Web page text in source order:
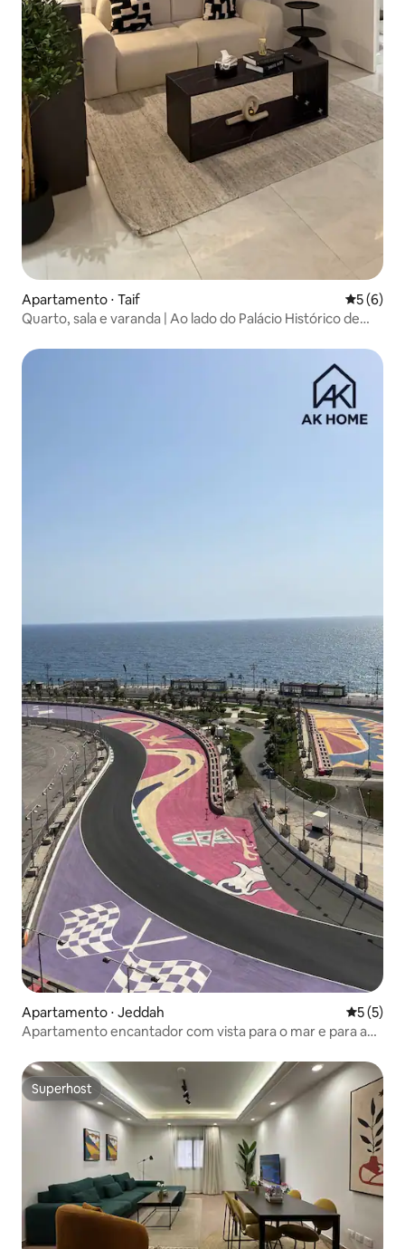
Apartamento ⋅ Taif 5 de
5 (6)
Quarto, sala e varanda | Ao lado do Palácio Histórico de
Apartamento ⋅ Jeddah 5 de
5 (5)
Apartamento encantador com vista para o mar e para a
Superhost
Superhost